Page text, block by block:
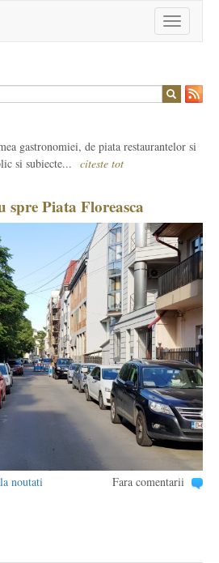
Toggle
navigation
gastronomiei, de piata restaurantelor si
si subiecte... citeste tot
spre Piata Floreasca
noutati Fara comentarii